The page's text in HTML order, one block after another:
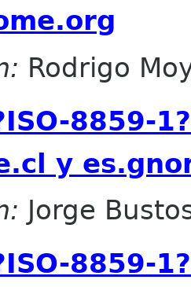
Rodrigo
8859-
y
Jorge
8859-